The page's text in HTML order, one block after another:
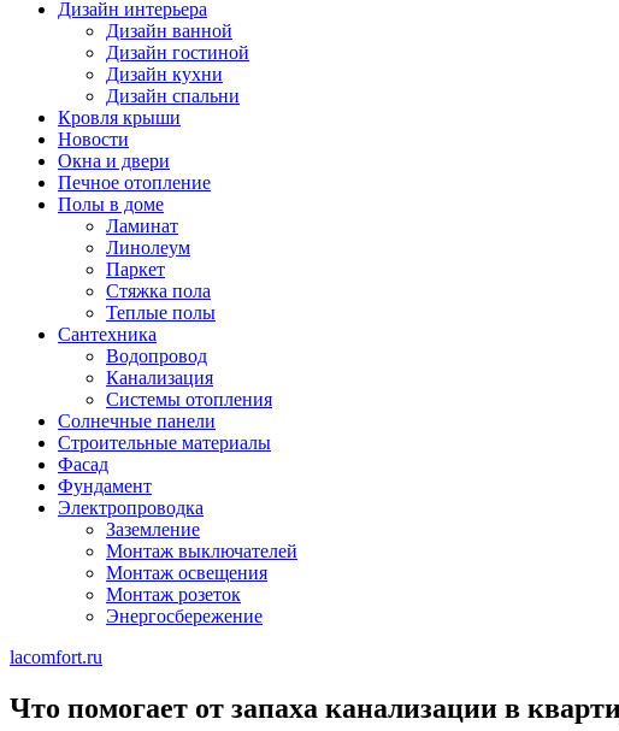
Дизайн интерьера
Дизайн ванной
Дизайн гостиной
Дизайн кухни
Дизайн спальни
Кровля крыши
Новости
Окна и двери
Печное отопление
Полы в доме
Ламинат
Линолеум
Паркет
Стяжка пола
Теплые полы
Сантехника
Водопровод
Канализация
Системы отопления
Солнечные панели
Строительные материалы
Фасад
Фундамент
Электропроводка
Заземление
Монтаж выключателей
Монтаж освещения
Монтаж розеток
Энергосбережение
lacomfort.ru
Что помогает от запаха канализации в